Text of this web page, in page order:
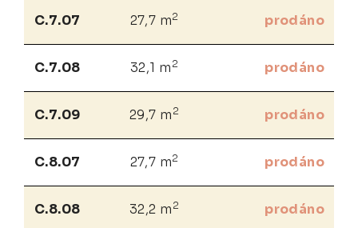
C.7.07 27,7 m2 prodáno
C.7.08 32,1 m 2 prodáno
C.7.09 29,7 m 2 prodáno
C.8.07 27,7 m2 prodáno
C.8.08 32,2 m 2 prodáno